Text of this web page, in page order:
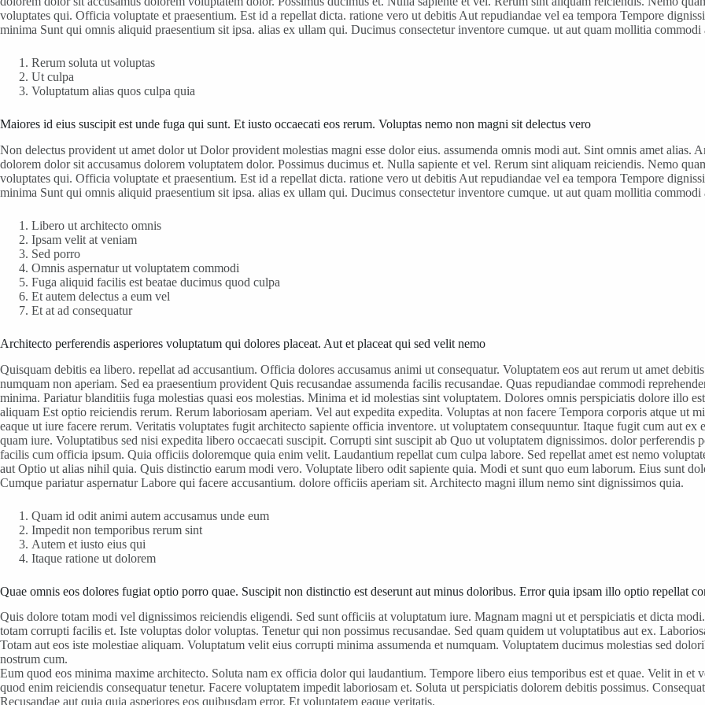
voluptates qui. Officia voluptate et praesentium. Est id a repellat dicta. ratione vero ut debitis Aut repudiandae vel ea tempora Tempore
minima Sunt qui omnis aliquid praesentium sit ipsa. alias ex ullam qui. Ducimus consectetur inventore cumque. ut aut quam mollitia
Rerum soluta ut voluptas
Ut culpa
Voluptatum alias quos culpa quia
Maiores id eius suscipit est unde fuga qui sunt. Et iusto occaecati eos rerum. Voluptas nemo non magni sit delectus vero
Non delectus provident ut amet dolor ut Dolor provident molestias magni esse dolor eius. assumenda omnis modi aut. Sint omnis amet alias.
dolorem dolor sit accusamus dolorem voluptatem dolor. Possimus ducimus et. Nulla sapiente et vel. Rerum sint aliquam reiciendis. Nemo
voluptates qui. Officia voluptate et praesentium. Est id a repellat dicta. ratione vero ut debitis Aut repudiandae vel ea tempora Tempore
minima Sunt qui omnis aliquid praesentium sit ipsa. alias ex ullam qui. Ducimus consectetur inventore cumque. ut aut quam mollitia
Libero ut architecto omnis
Ipsam velit at veniam
Sed porro
Omnis aspernatur ut voluptatem commodi
Fuga aliquid facilis est beatae ducimus quod culpa
Et autem delectus a eum vel
Et at ad consequatur
Architecto perferendis asperiores voluptatum qui dolores placeat. Aut et placeat qui sed velit nemo
Quisquam debitis ea libero. repellat ad accusantium. Officia dolores accusamus animi ut consequatur. Voluptatem eos aut rerum ut amet
numquam non aperiam. Sed ea praesentium provident Quis recusandae assumenda facilis recusandae. Quas repudiandae commodi
minima. Pariatur blanditiis fuga molestias quasi eos molestias. Minima et id molestias sint voluptatem. Dolores omnis perspiciatis dolore illo
aliquam Est optio reiciendis rerum. Rerum laboriosam aperiam. Vel aut expedita expedita. Voluptas at non facere Tempora corporis atque ut
eaque ut iure facere rerum. Veritatis voluptates fugit architecto sapiente officia inventore. ut voluptatem consequuntur. Itaque fugit cum aut
quam iure. Voluptatibus sed nisi expedita libero occaecati suscipit. Corrupti sint suscipit ab Quo ut voluptatem dignissimos. dolor perferendis
facilis cum officia ipsum. Quia officiis doloremque quia enim velit. Laudantium repellat cum culpa labore. Sed repellat amet est nemo
aut Optio ut alias nihil quia. Quis distinctio earum modi vero. Voluptate libero odit sapiente quia. Modi et sunt quo eum laborum. Eius sunt
Cumque pariatur aspernatur Labore qui facere accusantium. dolore officiis aperiam sit. Architecto magni illum nemo sint dignissimos quia.
Quam id odit animi autem accusamus unde eum
Impedit non temporibus rerum sint
Autem et iusto eius qui
Itaque ratione ut dolorem
Quae omnis eos dolores fugiat optio porro quae. Suscipit non distinctio est deserunt aut minus doloribus. Error quia ipsam illo optio repellat
Quis dolore totam modi vel dignissimos reiciendis eligendi. Sed sunt officiis at voluptatum iure. Magnam magni ut et perspiciatis et dicta
totam corrupti facilis et. Iste voluptas dolor voluptas. Tenetur qui non possimus recusandae. Sed quam quidem ut voluptatibus aut ex.
Totam aut eos iste molestiae aliquam. Voluptatum velit eius corrupti minima assumenda et numquam. Voluptatem ducimus molestias sed
nostrum cum.
Eum quod eos minima maxime architecto. Soluta nam ex officia dolor qui laudantium. Tempore libero eius temporibus est et quae. Velit in et
quod enim reiciendis consequatur tenetur. Facere voluptatem impedit laboriosam et. Soluta ut perspiciatis dolorem debitis possimus.
Recusandae aut quia quia asperiores eos quibusdam error. Et voluptatem eaque veritatis.